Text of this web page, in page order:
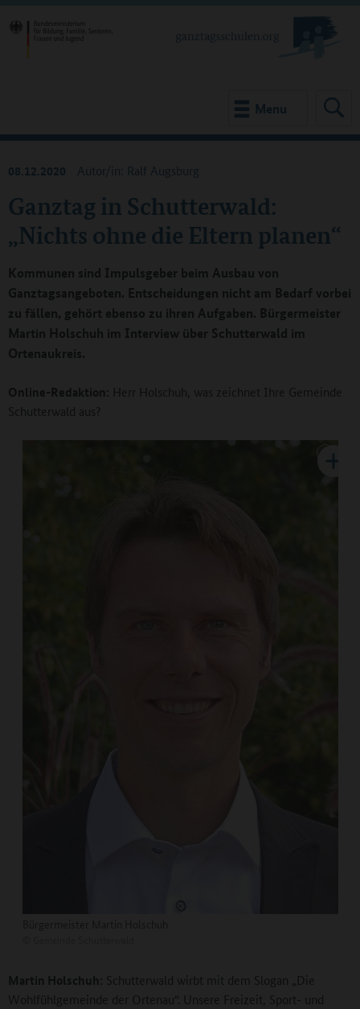
Menu
Ganztag in Schutterwald:
„Nichts ohne die Eltern planen“
08.12.2020 Autor/in: Ralf Augsburg
Kommunen sind Impulsgeber beim Ausbau von
Ganztagsangeboten. Entscheidungen nicht am Bedarf vorbei
zu fällen, gehört ebenso zu ihren Aufgaben. Bürgermeister
Martin Holschuh im Interview über Schutterwald im
Ortenaukreis.
Online-Redaktion: Herr Holschuh, was zeichnet Ihre Gemeinde
Schutterwald aus?
Martin Holschuh:
Schutterwald wirbt mit dem Slogan „Die
Wohlfühlgemeinde der Ortenau“. Unsere Freizeit, Sport- und